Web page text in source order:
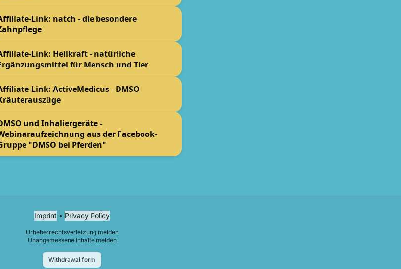
Link: natch - die besondere
Link: Heilkraft - natürliche
für Mensch und Tier
Link: ActiveMedicus - DMSO
und Inhaliergeräte -
aus der Facebook-
"DMSO bei Pferden"
Imprint • Privacy Policy
Urheberrechtsverletzung melden
Unangemessene Inhalte melden
Withdrawal form